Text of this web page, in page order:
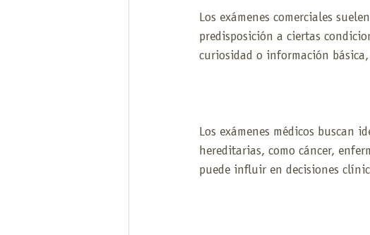
Los exámenes comerciales
predisposición a ciertas
curiosidad o información
Los exámenes médicos buscan
hereditarias, como cáncer,
puede influir en decisiones